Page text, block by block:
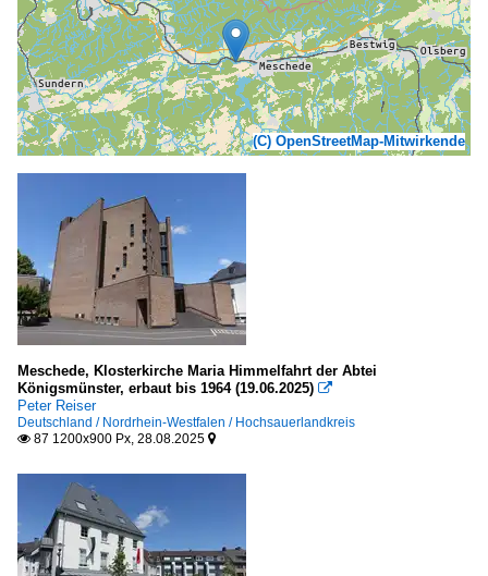
(C) OpenStreetMap-Mitwirkende
Meschede, Klosterkirche Maria Himmelfahrt der Abtei
Königsmünster, erbaut bis 1964 (19.06.2025) 
Peter Reiser
Deutschland / Nordrhein-Westfalen / Hochsauerlandkreis
 87 1200x900 Px, 28.08.2025 